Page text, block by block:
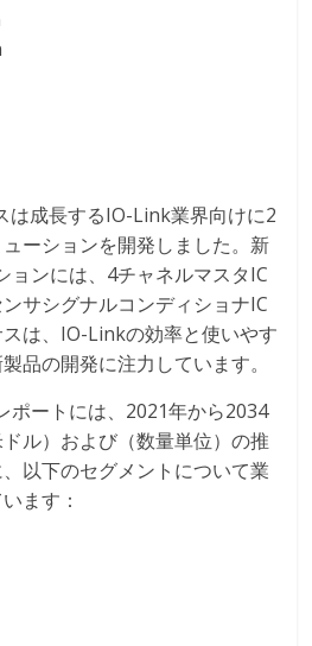
は成長するIO-Link業界向けに2
ーションを開発しました。新
ョンには、4チャネルマスタIC
サシグナルコンディショナIC
は、IO-Linkの効率と使いやす
品の開発に注力しています。
ポートには、2021年から2034
ル）および（数量単位）の推
以下のセグメントについて業
ます：